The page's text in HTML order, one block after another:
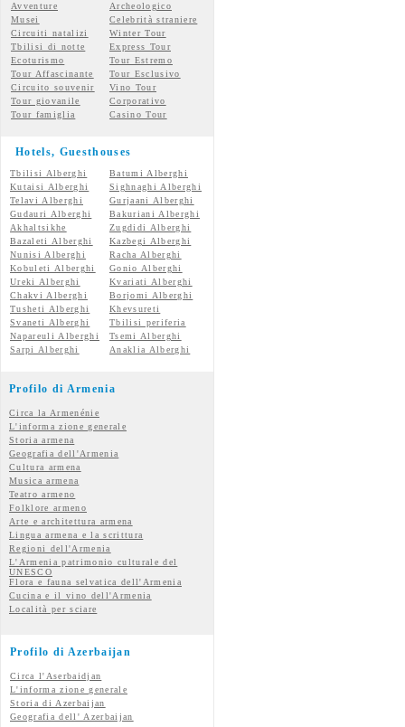
Avventure
Archeologico
Musei
Celebrità straniere
Circuiti natalizi
Winter Tour
Tbilisi di notte
Express Tour
Ecoturismo
Tour Estremo
Tour Affascinante
Tour Esclusivo
Circuito souvenir
Vino Tour
Tour giovanile
Corporativo
Tour famiglia
Casino Tour
Hotels, Guesthouses
Tbilisi Alberghi
Batumi Alberghi
Kutaisi Alberghi
Sighnaghi Alberghi
Telavi Alberghi
Gurjaani Alberghi
Gudauri Alberghi
Bakuriani Alberghi
Akhaltsikhe
Zugdidi Alberghi
Bazaleti Alberghi
Kazbegi Alberghi
Nunisi Alberghi
Racha Alberghi
Kobuleti Alberghi
Gonio Alberghi
Ureki Alberghi
Kvariati Alberghi
Chakvi Alberghi
Borjomi Alberghi
Tusheti Alberghi
Khevsureti
Svaneti Alberghi
Tbilisi periferia
Napareuli Alberghi
Tsemi Alberghi
Sarpi Alberghi
Anaklia Alberghi
Profilo di Armenia
Circa la Armenénie
L'informa zione generale
Storia armena
Geografia dell'Armenia
Cultura armena
Musica armena
Teatro armeno
Folklore armeno
Arte e architettura armena
Lingua armena e la scrittura
Regioni dell'Armenia
L'Armenia patrimonio culturale del
UNESCO
Flora e fauna selvatica dell'Armenia
Cucina e il vino dell'Armenia
Località per sciare
Profilo di Azerbaijan
Circa l'Aserbaidjan
L'informa zione generale
Storia di Azerbaijan
Geografia dell' Azerbaijan